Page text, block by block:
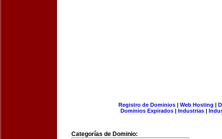
Registro de Dominios| Web Hosting |
Dominios Expirados | Industrias |
Categorías de Dominio: